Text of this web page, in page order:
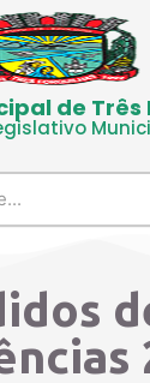
de Três